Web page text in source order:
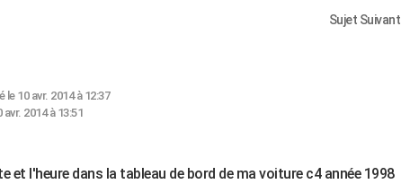
Sujet Suivant
le 10 avr. 2014 à 12:37
avr. 2014 à 13:51
et l'heure dans la tableau de bord de ma voiture c4 année 1998